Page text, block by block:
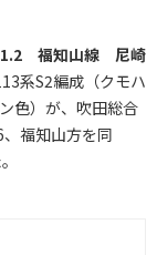
福知山線 尼崎
系S2編成（クモハ
色）が、吹田総合
福知山方を同